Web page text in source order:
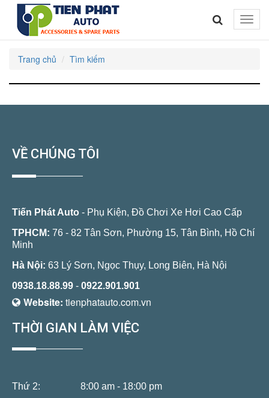
Toggle
Trang chủ Tìm kiếm
VỀ CHÚNG TÔI
Tiến Phát Auto - Phụ Kiện, Đồ Chơi Xe Hơi Cao Cấp
TPHCM: 76 - 82 Tân Sơn, Phường 15, Tân Bình, Hồ Chí
Minh
Hà Nội: 63 Lý Sơn, Ngọc Thụy, Long Biên, Hà Nội
0938.18.88.99 - 0922.901.901
Website: tienphatauto.com.vn
THỜI GIAN LÀM VIỆC
Thứ 2: 8:00 am - 18:00 pm